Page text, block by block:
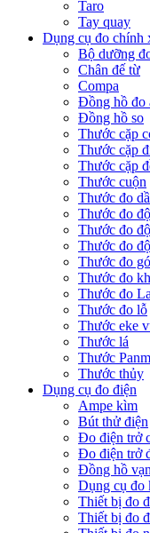
Taro
Tay quay
Dụng cụ đo chính
Bộ dưỡng
Chân đế từ
Compa
Đồng hồ đo
Đồng hồ so
Thước cặp
Thước cặp
Thước cặp
Thước cuộn
Thước đo
Thước đo
Thước đo
Thước đo
Thước đo
Thước đo
Thước đo
Thước đo lỗ
Thước eke
Thước lá
Thước
Thước thủy
Dụng cụ đo điện
Ampe kìm
Bút thử điện
Đo điện trở
Đo điện trở
Đồng hồ
Dụng cụ đo
Thiết bị đo
Thiết bị đo